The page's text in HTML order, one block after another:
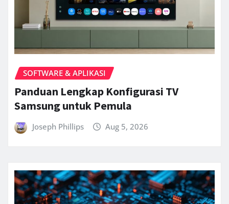
SOFTWARE & APLIKASI
Panduan Lengkap Konfigurasi TV
Samsung untuk Pemula
Joseph Phillips Aug 5, 2026